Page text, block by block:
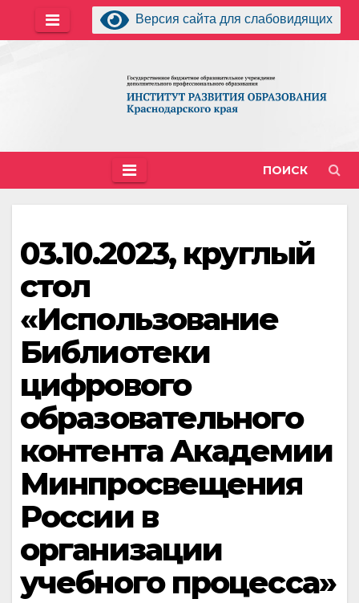
Версия сайта для слабовидящих
ПОИСК
03.10.2023, круглый
стол
«Использование
Библиотеки
цифрового
образовательного
контента Академии
Минпросвещения
России в
организации
учебного процесса»